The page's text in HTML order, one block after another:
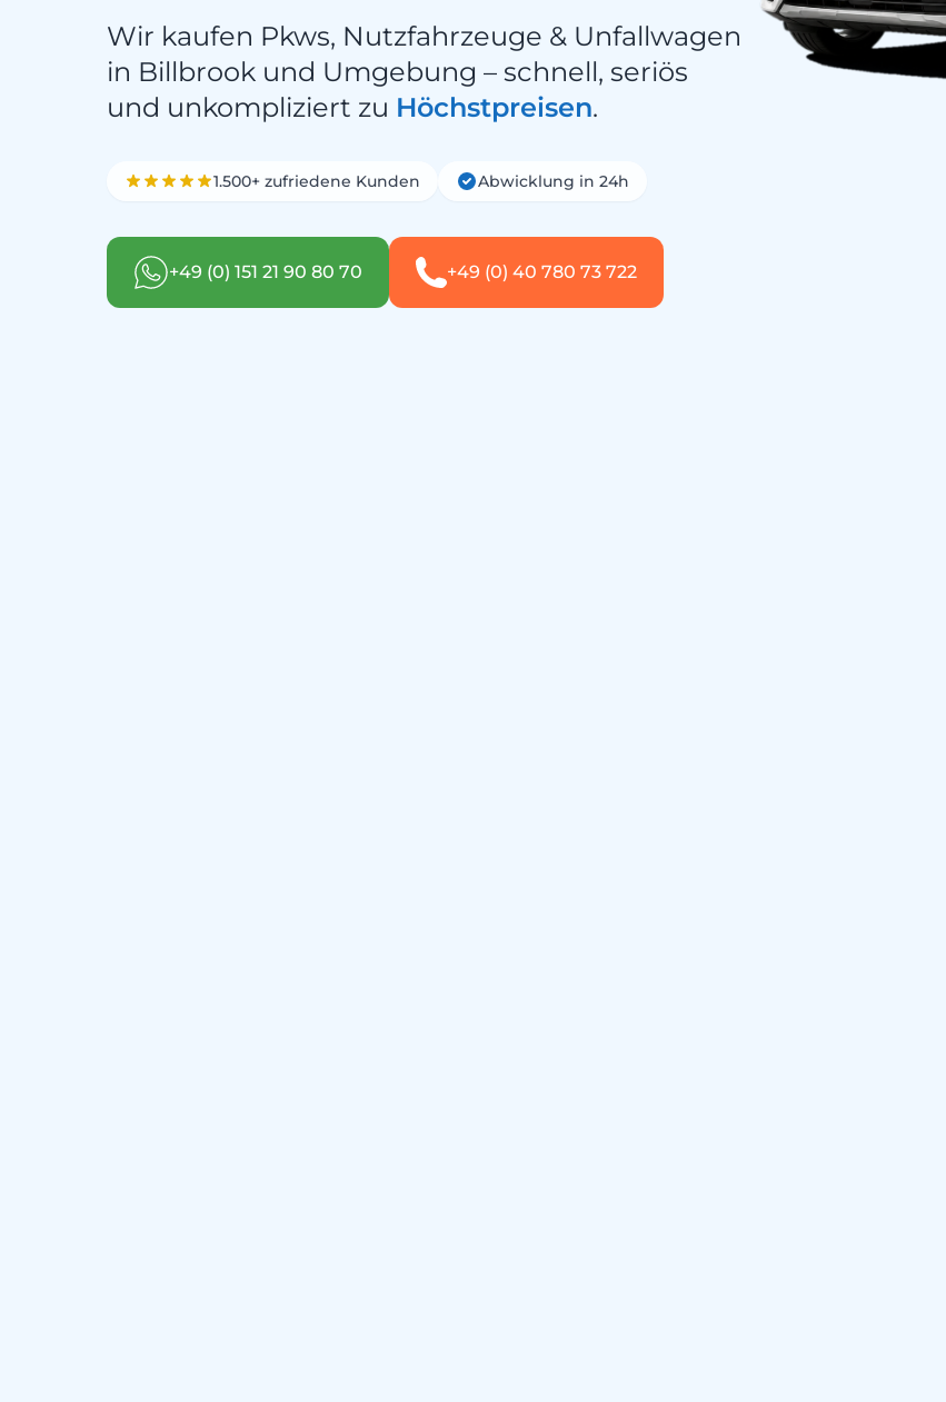
Wir kaufen Pkws, Nutzfahrzeuge & Unfallwagen
in Billbrook und Umgebung – schnell, seriös
und unkompliziert zu Höchstpreisen.
1.500+ zufriedene Kunden Abwicklung in 24h
+49 (0) 151 21 90 80 70 +49 (0) 40 780 73 722